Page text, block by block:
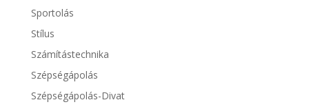
Sportolás
Stílus
Számítástechnika
Szépségápolás
Szépségápolás-Divat